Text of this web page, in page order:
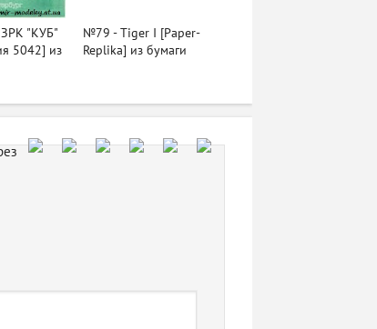
"КУБ"
5042] из
№79 - Tiger I [Paper-
Replika] из бумаги